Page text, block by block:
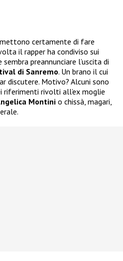
certamente di fare
il rapper ha condiviso sui
sembra preannunciare l’uscita di
di Sanremo. Un brano il cui
discutere. Motivo? Alcuni sono
riferimenti rivolti all’ex moglie
Montini o chissà, magari,